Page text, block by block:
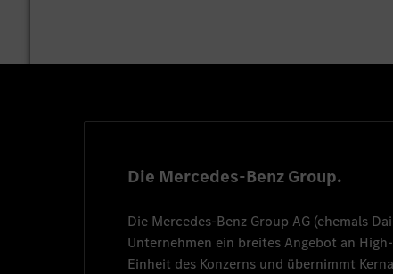
Die Mercedes-Benz Group.
Die Mercedes-Benz Group AG (ehemals
Unternehmen ein breites Angebot an
Einheit des Konzerns und übernimmt